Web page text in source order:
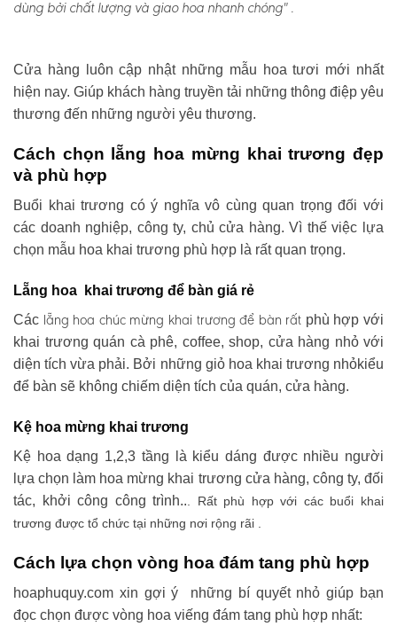
dùng bởi chất lượng và giao hoa nhanh chóng" .
Cửa hàng luôn cập nhật những mẫu hoa tươi mới nhất
hiện nay. Giúp khách hàng truyền tải những thông điệp yêu
thương đến những người yêu thương.
Cách chọn lẵng hoa mừng khai trương đẹp
và phù hợp
Buổi khai trương có ý nghĩa vô cùng quan trọng đối với
các doanh nghiệp, công ty, chủ cửa hàng. Vì thế việc lựa
chọn mẫu hoa khai trương phù hợp là rất quan trọng.
Lẵng hoa khai trương để bàn giá rẻ
Các lẵng hoa chúc mừng khai trương để bàn rất phù hợp với
khai trương quán cà phê, coffee, shop, cửa hàng nhỏ với
diện tích vừa phải. Bởi những giỏ hoa khai trương nhỏkiểu
để bàn sẽ không chiếm diện tích của quán, cửa hàng.
Kệ hoa mừng khai trương
Kệ hoa dạng 1,2,3 tầng là kiểu dáng được nhiều người
lựa chọn làm hoa mừng khai trương cửa hàng, công ty, đối
tác, khởi công công trình.. . Rất phù hợp với các buổi khai
trương được tổ chức tại những nơi rộng rãi .
Cách lựa chọn vòng hoa đám tang phù hợp
hoaphuquy.com xin gợi ý những bí quyết nhỏ giúp bạn
đọc chọn được vòng hoa viếng đám tang phù hợp nhất: